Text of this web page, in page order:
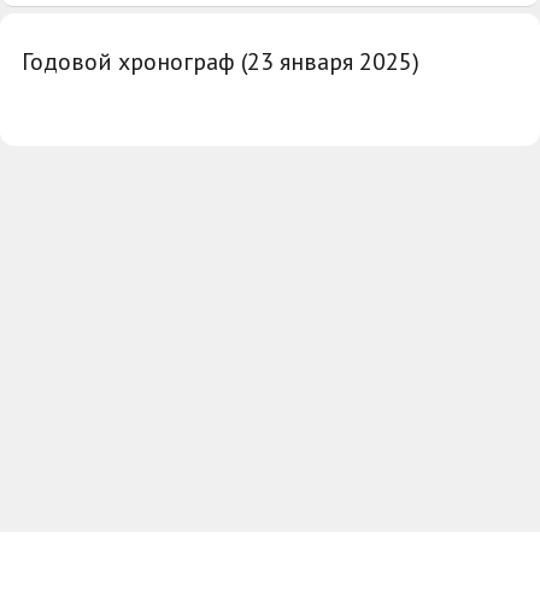
Годовой хронограф (23 января 2025)